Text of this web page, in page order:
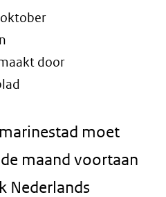
door
moet
maand voortaan
Nederlands